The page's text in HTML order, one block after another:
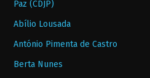
Paz (CDJP)
Abílio Lousada
António Pimenta de Castro
Berta Nunes